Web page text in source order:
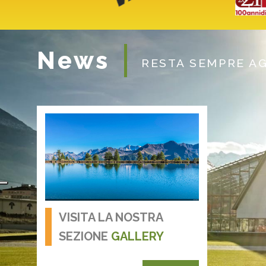
News RESTA SEMPRE
VISITA LA NOSTRA
SEZIONE GALLERY